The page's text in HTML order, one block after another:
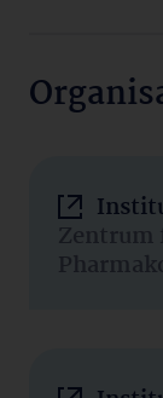
Zentrum